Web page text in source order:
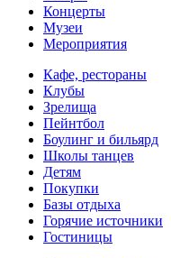
Концерты
Музеи
Мероприятия
Кафе, рестораны
Клубы
Зрелища
Пейнтбол
Боулинг и бильярд
Школы танцев
Детям
Покупки
Базы отдыха
Горячие источники
Гостиницы